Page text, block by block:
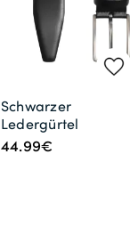
Schwarzer
Ledergürtel
44.99€